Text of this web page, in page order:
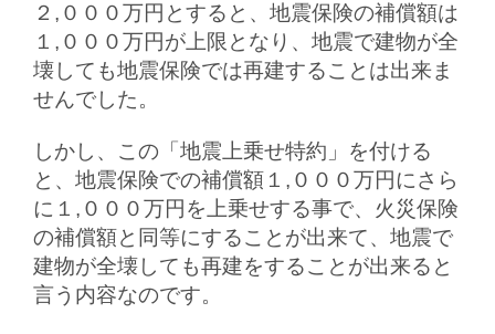
２,０００万円とすると、地震保険の補償額は
１,０００万円が上限となり、地震で建物が全
壊しても地震保険では再建することは出来ま
せんでした。
しかし、この「地震上乗せ特約」を付ける
と、地震保険での補償額１,０００万円にさら
に１,０００万円を上乗せする事で、火災保険
の補償額と同等にすることが出来て、地震で
建物が全壊しても再建をすることが出来ると
言う内容なのです。